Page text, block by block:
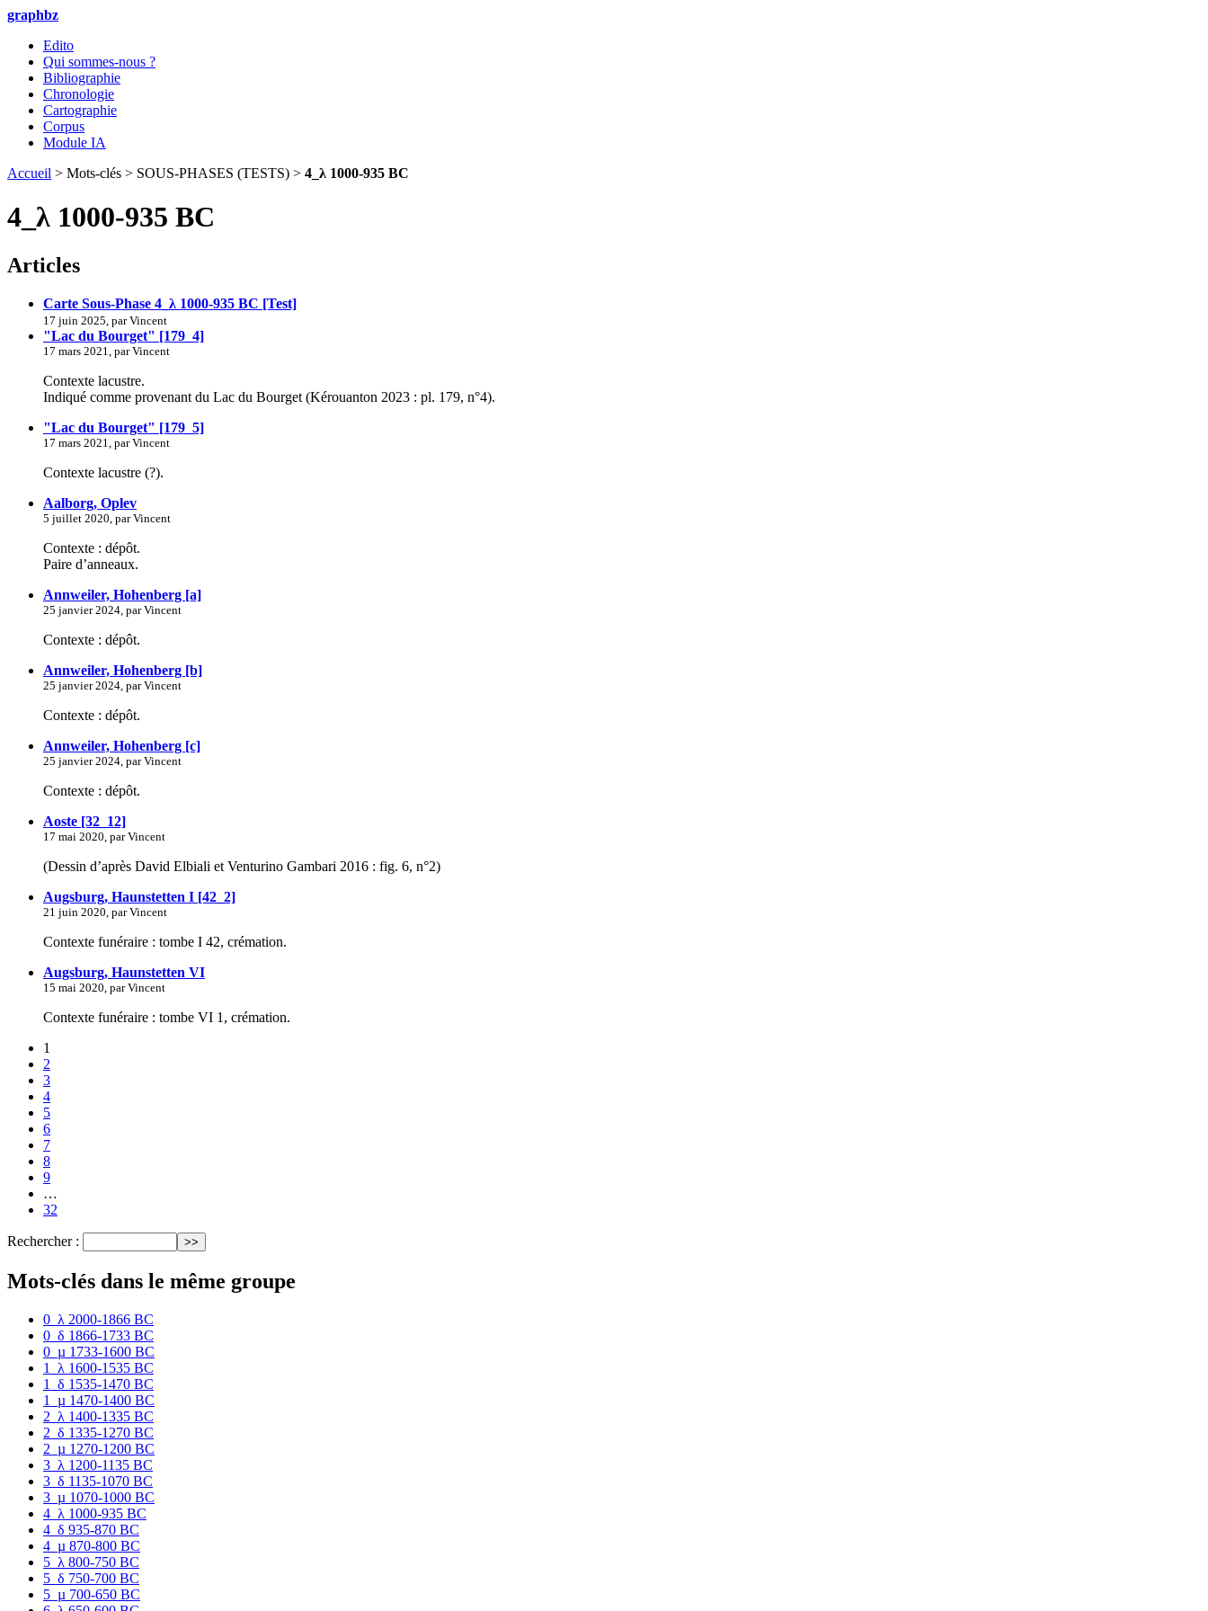
graphbz
Edito
Qui sommes-nous ?
Bibliographie
Chronologie
Cartographie
Corpus
Module IA
Accueil > Mots-clés > SOUS-PHASES (TESTS) > 4_λ 1000-935 BC
4_λ 1000-935 BC
Articles
Carte Sous-Phase 4_λ 1000-935 BC [Test]
17 juin 2025, par Vincent
"Lac du Bourget" [179_4]
17 mars 2021, par Vincent
Contexte lacustre.
Indiqué comme provenant du Lac du Bourget (Kérouanton 2023 : pl. 179, n°4).
"Lac du Bourget" [179_5]
17 mars 2021, par Vincent
Contexte lacustre (?).
Aalborg, Oplev
5 juillet 2020, par Vincent
Contexte : dépôt.
Paire d’anneaux.
Annweiler, Hohenberg [a]
25 janvier 2024, par Vincent
Contexte : dépôt.
Annweiler, Hohenberg [b]
25 janvier 2024, par Vincent
Contexte : dépôt.
Annweiler, Hohenberg [c]
25 janvier 2024, par Vincent
Contexte : dépôt.
Aoste [32_12]
17 mai 2020, par Vincent
(Dessin d’après David Elbiali et Venturino Gambari 2016 : fig. 6, n°2)
Augsburg, Haunstetten I [42_2]
21 juin 2020, par Vincent
Contexte funéraire : tombe I 42, crémation.
Augsburg, Haunstetten VI
15 mai 2020, par Vincent
Contexte funéraire : tombe VI 1, crémation.
1
2
3
4
5
6
7
8
9
…
32
Rechercher :
Mots-clés dans le même groupe
0_λ 2000-1866 BC
0_δ 1866-1733 BC
0_µ 1733-1600 BC
1_λ 1600-1535 BC
1_δ 1535-1470 BC
1_µ 1470-1400 BC
2_λ 1400-1335 BC
2_δ 1335-1270 BC
2_µ 1270-1200 BC
3_λ 1200-1135 BC
3_δ 1135-1070 BC
3_µ 1070-1000 BC
4_λ 1000-935 BC
4_δ 935-870 BC
4_µ 870-800 BC
5_λ 800-750 BC
5_δ 750-700 BC
5_µ 700-650 BC